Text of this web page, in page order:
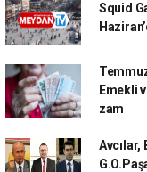
Squid
Emekli
zam
Avcılar,